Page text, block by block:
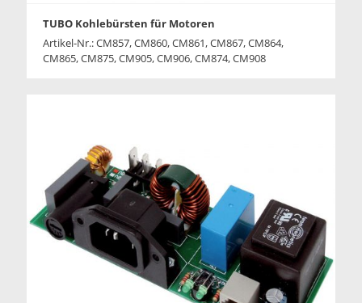
TUBO Kohlebürsten für Motoren
Artikel-Nr.: CM857, CM860, CM861, CM867, CM864,
CM865, CM875, CM905, CM906, CM874, CM908